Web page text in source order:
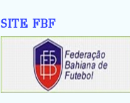
SITE FBF